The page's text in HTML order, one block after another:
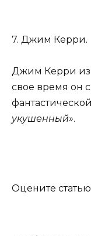
7. Джим Керри.
Джим Керри
свое время он
укушенный».
Оцените статью